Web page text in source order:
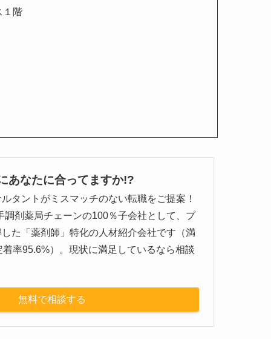
１階
あなたに合ってますか!?
タントがミスマッチのない転職をご提案！
調剤薬局チェーンの100％子会社として、プ
た「薬剤師」特化の人材紹介会社です（満
率95.6%）。現状に満足しているなら相談
無料で相談する